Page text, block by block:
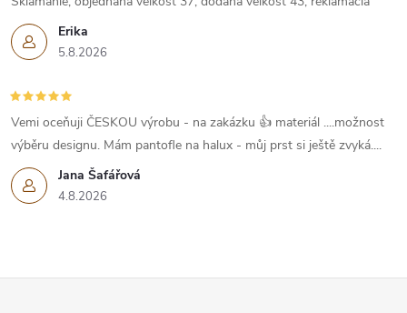
u
Erika
5.8.2026
Jana Šafářová
4.8.2026
Vemi oceňuji ČESKOU výrobu - na zakázku 👍 materiál ....možnost
výběru designu. Mám pantofle na halux - můj prst si ještě zvyká....